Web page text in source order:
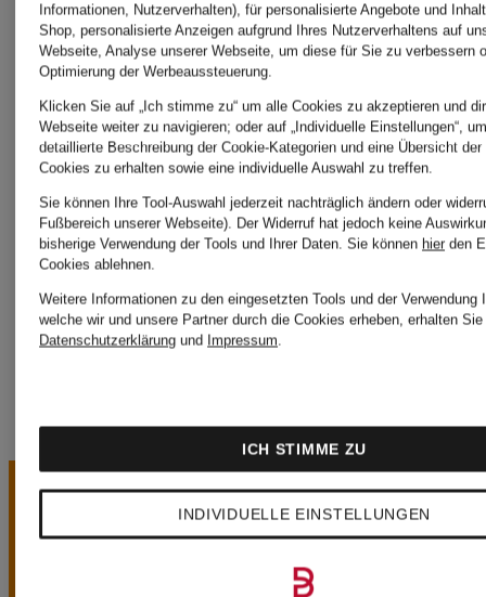
Grasegger
Trachtenmode
Heimatglück
Tracht
Wensky
Informationen, Nutzerverhalten), für personalisierte Angebote und
Shop, personalisierte Anzeigen aufgrund Ihres Nutzerverhaltens auf
Webseite, Analyse unserer Webseite, um diese für Sie zu verbessern
Optimierung der Werbeaussteuerung.
Klicken Sie auf „Ich stimme zu“ um alle Cookies zu akzeptieren und
Webseite weiter zu navigieren; oder auf „Individuelle Einstellungen“,
detaillierte Beschreibung der Cookie-Kategorien und eine Übersicht
Cookies zu erhalten sowie eine individuelle Auswahl zu treffen.
Sie können Ihre Tool-Auswahl jederzeit nachträglich ändern oder
Fußbereich unserer Webseite). Der Widerruf hat jedoch keine
bisherige Verwendung der Tools und Ihrer Daten. Sie können hier den
Cookies ablehnen.
Weitere Informationen zu den eingesetzten Tools und der Verwendung
welche wir und unsere Partner durch die Cookies erheben, erhalten
Datenschutzerklärung und Impressum.
INDIVIDUELLE EINSTELLUNGEN
ICH STIMME ZU